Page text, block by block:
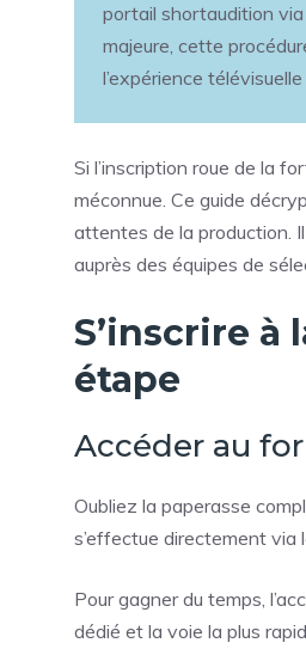
portail shortaudition
majeure, cette
l’expérience
Si l’inscription roue de la
méconnue. Ce guide
attentes de la production.
auprès des équipes de
S’inscrire à
étape
Accéder au
Oubliez la paperasse
s’effectue directement via
Pour gagner du temps,
dédié et la voie la plus